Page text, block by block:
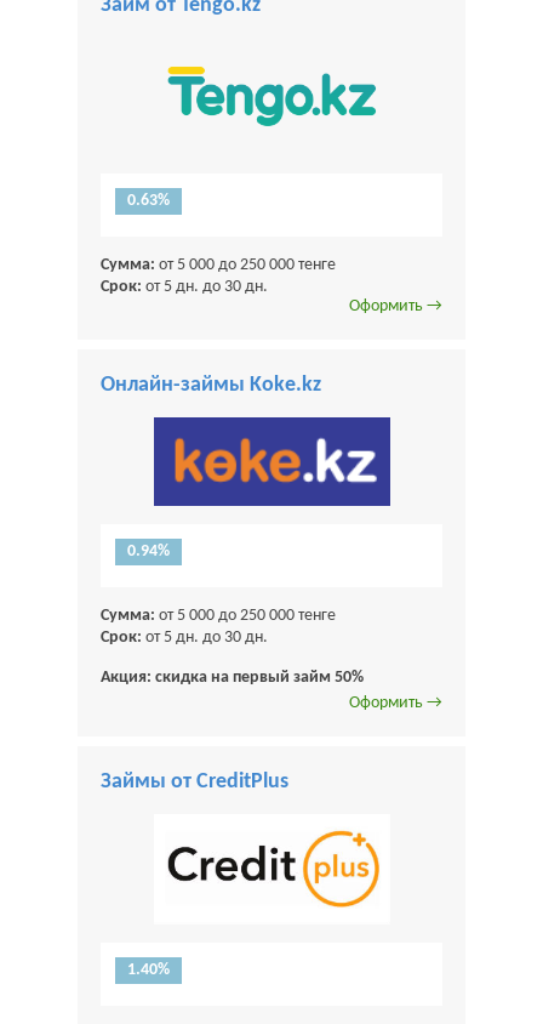
Займ от Tengo.kz
0.63%
Сумма: от 5 000 до 250 000 тенге
Срок: от 5 дн. до 30 дн.
Оформить →
Онлайн-займы Koke.kz
0.94%
Сумма: от 5 000 до 250 000 тенге
Срок: от 5 дн. до 30 дн.
Акция: скидка на первый займ 50%
Оформить →
Займы от CreditPlus
1.40%